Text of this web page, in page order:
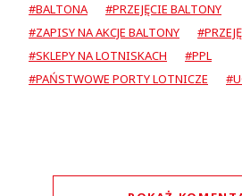
#BALTONA
#PRZEJĘCIE BALTONY
#ZAPISY NA AKCJE BALTONY
#SKLEPY NA LOTNISKACH
#PPL
#PAŃSTWOWE PORTY LOTNICZE